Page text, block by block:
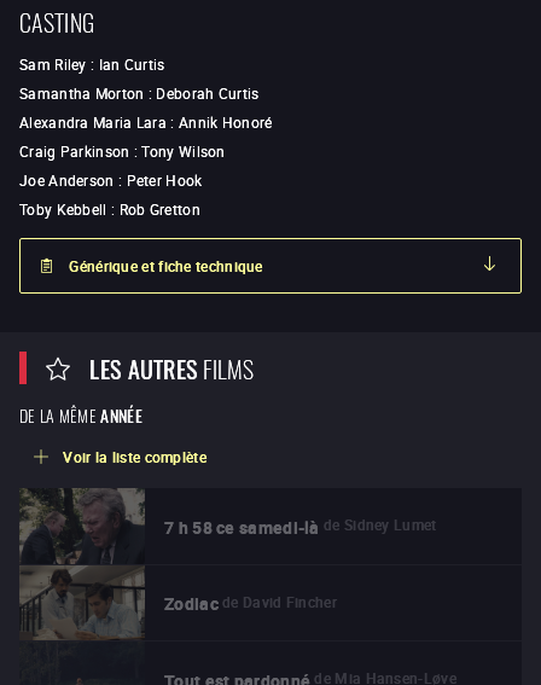
CASTING
Sam Riley : Ian Curtis
Samantha Morton : Deborah Curtis
Alexandra Maria Lara : Annik Honoré
Craig Parkinson :Tony Wilson
Joe Anderson : Peter Hook
Toby Kebbell : Rob Gretton
Générique et fiche technique
LES AUTRESFILMS
DE LA MÊME ANNÉE
Voir la liste complète
7 h 58 ce samedi-là de Sidney Lumet
Zodiac de David Fincher
Tout est pardonné de Mia Hansen-Løve